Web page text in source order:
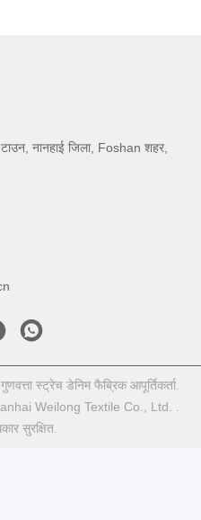
टाउन, नानहाई जिला, Foshan शहर,
स्ट्रेच डेनिम फैब्रिक आपूर्तिकर्ता.
Weilong Textile Co., Ltd. .
सुरक्षित.